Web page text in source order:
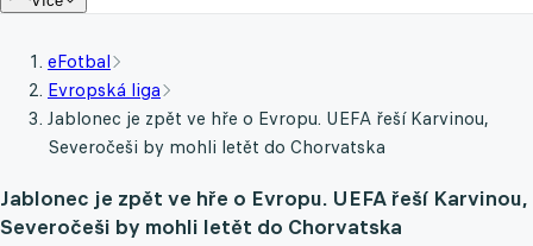
eFotbal
Evropská liga
Jablonec je zpět ve hře o Evropu. UEFA řeší Karvinou,
Severočeši by mohli letět do Chorvatska
Jablonec je zpět ve hře o Evropu. UEFA řeší Karvinou,
Severočeši by mohli letět do Chorvatska